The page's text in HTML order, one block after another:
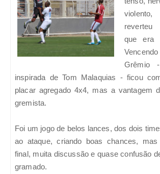
reverteu
que era
Grêmio
inspirada de Tom Malaquias - ficou
placar agregado 4x4, mas a vantagem
gremista.
Foi um jogo de belos lances, dos dois
ao ataque, criando boas chances,
final, muita discussão e quase confusão
gramado.